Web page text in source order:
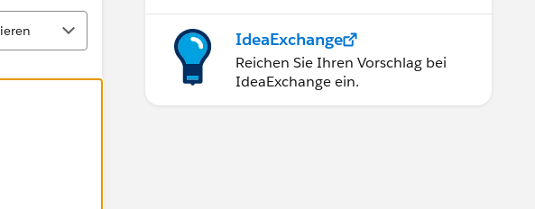
IdeaExchange
Reichen Sie Ihren Vorschlag bei
IdeaExchange ein.